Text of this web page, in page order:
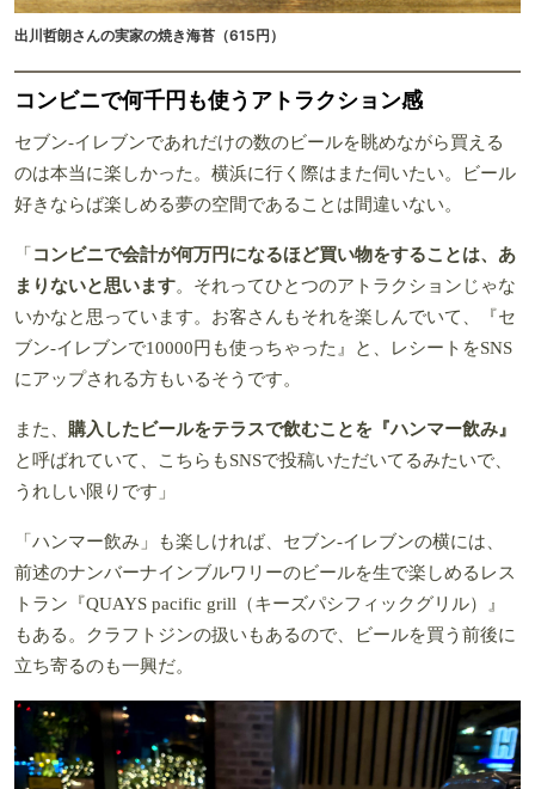
出川哲朗さんの実家の焼き海苔（615円）
コンビニで何千円も使うアトラクション感
セブン-イレブンであれだけの数のビールを眺めながら買える
のは本当に楽しかった。横浜に行く際はまた伺いたい。ビール
好きならば楽しめる夢の空間であることは間違いない。
「 コンビニで会計が何万円になるほど買い物をすることは、あ
まりないと思います。それってひとつのアトラクションじゃな
いかなと思っています。お客さんもそれを楽しんでいて、『セ
ブン-イレブンで10000円も使っちゃった』と、レシートをSNS
にアップされる方もいるそうです。
また、
購入したビールをテラスで飲むことを『ハンマー飲み』
と呼ばれていて、こちらもSNSで投稿いただいてるみたいで、
うれしい限りです」
「ハンマー飲み」も楽しければ、セブン-イレブンの横には、
前述のナンバーナインブルワリーのビールを生で楽しめるレス
トラン『QUAYS pacific grill（キーズパシフィックグリル）』
もある。クラフトジンの扱いもあるので、ビールを買う前後に
立ち寄るのも一興だ。